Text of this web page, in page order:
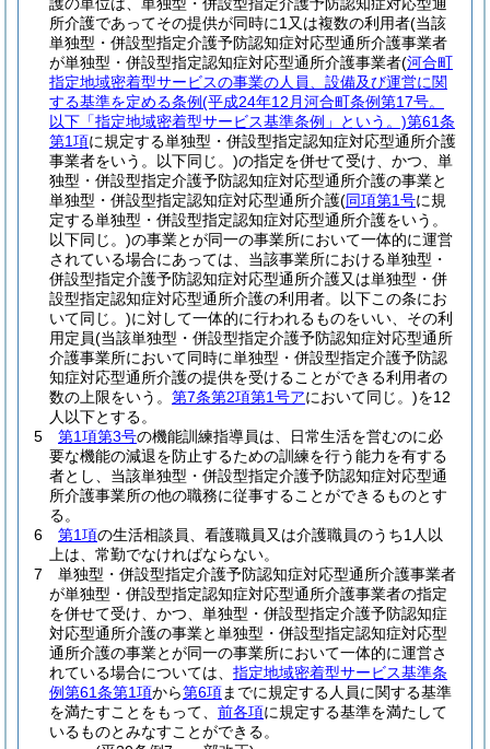
所介護であってその提供が同時に1又は複数の利用者(当該
単独型・併設型指定介護予防認知症対応型通所介護事業者
が単独型・併設型指定認知症対応型通所介護事業者(河合町
指定地域密着型サービスの事業の人員、設備及び運営に関
する基準を定める条例(平成24年12月河合町条例第17号。
以下「指定地域密着型サービス基準条例」という。)第61条
第1項に規定する単独型・併設型指定認知症対応型通所介護
事業者をいう。以下同じ。)の指定を併せて受け、かつ、単
独型・併設型指定介護予防認知症対応型通所介護の事業と
単独型・併設型指定認知症対応型通所介護(同項第1号に規
定する単独型・併設型指定認知症対応型通所介護をいう。
以下同じ。)の事業とが同一の事業所において一体的に運営
されている場合にあっては、当該事業所における単独型・
併設型指定介護予防認知症対応型通所介護又は単独型・併
設型指定認知症対応型通所介護の利用者。以下この条にお
いて同じ。)に対して一体的に行われるものをいい、その利
用定員(当該単独型・併設型指定介護予防認知症対応型通所
介護事業所において同時に単独型・併設型指定介護予防認
知症対応型通所介護の提供を受けることができる利用者の
数の上限をいう。 第7条第2項第1号アにおいて同じ。)を12
人以下とする。
5
第1項第3号の機能訓練指導員は、日常生活を営むのに必
要な機能の減退を防止するための訓練を行う能力を有する
者とし、当該単独型・併設型指定介護予防認知症対応型通
所介護事業所の他の職務に従事することができるものとす
る。
6
第1項の生活相談員、看護職員又は介護職員のうち1人以
上は、常勤でなければならない。
7
単独型・併設型指定介護予防認知症対応型通所介護事業者
が単独型・併設型指定認知症対応型通所介護事業者の指定
を併せて受け、かつ、単独型・併設型指定介護予防認知症
対応型通所介護の事業と単独型・併設型指定認知症対応型
通所介護の事業とが同一の事業所において一体的に運営さ
れている場合については、 指定地域密着型サービス基準条
例第61条第1項から第6項までに規定する人員に関する基準
を満たすことをもって、 前各項に規定する基準を満たして
いるものとみなすことができる。